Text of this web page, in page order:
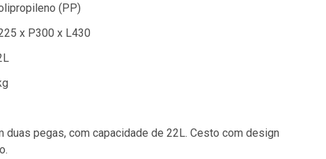
(PP)
x P300 x L430
duas pegas, com capacidade de 22L. Cesto com design